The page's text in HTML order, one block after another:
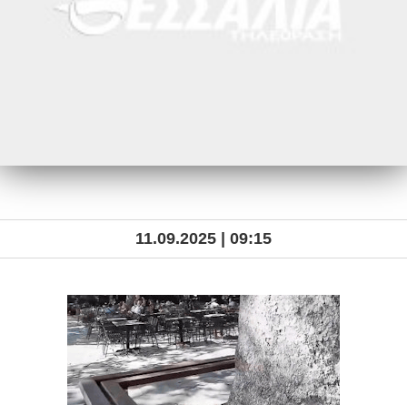
11.09.2025 | 09:15